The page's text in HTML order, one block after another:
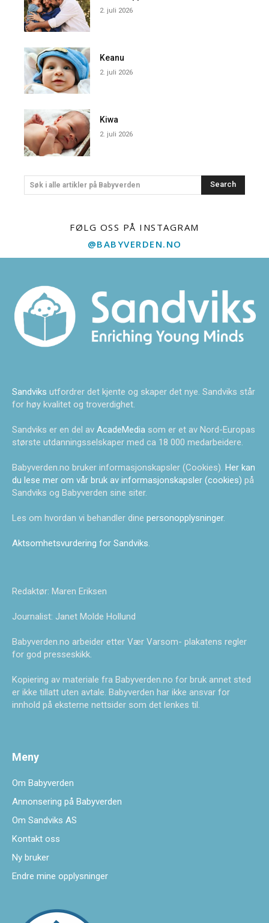
2. juli 2026
Keanu
2. juli 2026
Kiwa
2. juli 2026
Søk i alle artikler på Babyverden Search
FØLG OSS PÅ INSTAGRAM
@BABYVERDEN.NO
Sandviks utfordrer det kjente og skaper det nye. Sandviks står
for høy kvalitet og troverdighet.
Sandviks er en del av AcadeMedia som er et av Nord-Europas
største utdanningsselskaper med ca 18 000 medarbeidere.
Babyverden.no bruker informasjonskapsler (Cookies). Her kan
du lese mer om vår bruk av informasjonskapsler (cookies) på
Sandviks og Babyverden sine siter.
Les om hvordan vi behandler dine personopplysninger.
Aktsomhetsvurdering for Sandviks.
Redaktør: Maren Eriksen
Journalist: Janet Molde Hollund
Babyverden.no arbeider etter Vær Varsom- plakatens regler
for god presseskikk.
Kopiering av materiale fra Babyverden.no for bruk annet sted
er ikke tillatt uten avtale. Babyverden har ikke ansvar for
innhold på eksterne nettsider som det lenkes til.
Meny
Om Babyverden
Annonsering på Babyverden
Om Sandviks AS
Kontakt oss
Ny bruker
Endre mine opplysninger